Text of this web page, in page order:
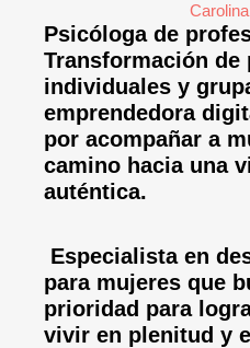
Psicóloga de
Transformación de
individuales y
emprendedora
por acompañar a
camino hacia una
auténtica.
Especialista en
para mujeres que
prioridad para
vivir en plenitud y